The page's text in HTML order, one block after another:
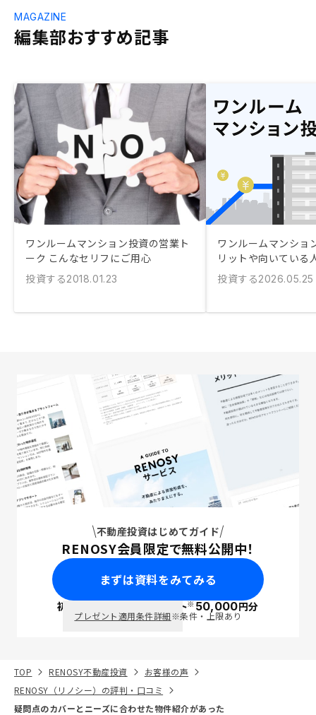
編集部おすすめ記事
MAGAZINE
ワンルームマンション投資の営業ト
ーク こんなセリフにご用心
投資する2018.01.23
ワンルームマンショ
リットや向いている
投資する2026.05.25
不動産投資はじめてガイド
RENOSY会員限定で無料公開中！
まずは資料をみてみる
初回面談で ポイント※50,000円分
プレゼント適用条件詳細※条件・上限あり
TOP RENOSY不動産投資
お客様の声
RENOSY（リノシー）の評判・口コミ
疑問点のカバーとニーズに合わせた物件紹介があった